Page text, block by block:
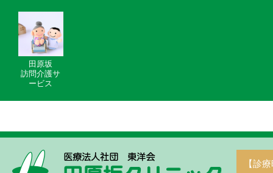
田原坂
訪問介護サ
ービス
【診